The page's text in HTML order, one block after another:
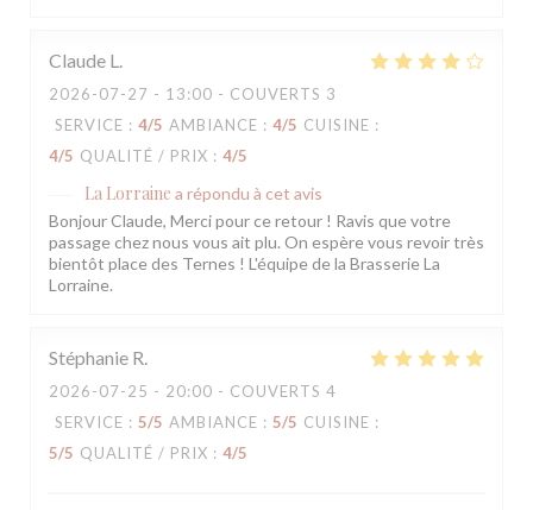
Claude L
2026-07-27 - 13:00 - COUVERTS 3
SERVICE : 4/5 AMBIANCE : 4/5 CUISINE :
4/5 QUALITÉ / PRIX : 4/5
La Lorraine a répondu à cet avis
Bonjour Claude, Merci pour ce retour ! Ravis que votre
passage chez nous vous ait plu. On espère vous revoir très
bientôt place des Ternes ! L'équipe de la Brasserie La
Lorraine.
Stéphanie R
2026-07-25 - 20:00 - COUVERTS 4
SERVICE : 5/5 AMBIANCE : 5/5 CUISINE :
5/5 QUALITÉ / PRIX : 4/5